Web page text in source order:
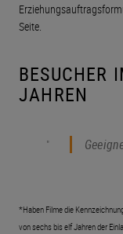
Seite.
BESUCHER
JAHREN
*Haben Filme die
von sechs bis elf Jahren der